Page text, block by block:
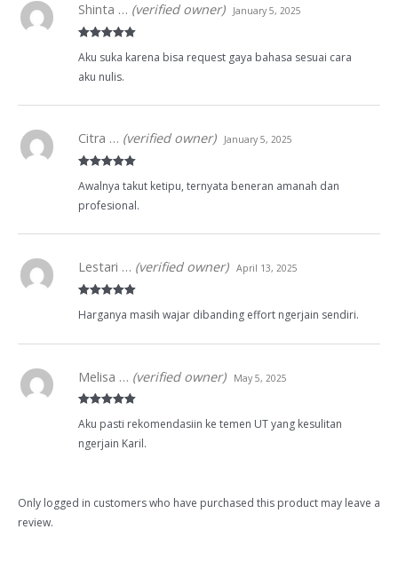
of 5
Shinta … (verified owner) January 5, 2025
Aku suka karena bisa request gaya bahasa sesuai cara
aku nulis.
of 5
Citra … (verified owner) January 5, 2025
Awalnya takut ketipu, ternyata beneran amanah dan
profesional.
of 5
Lestari … (verified owner) April 13, 2025
Harganya masih wajar dibanding effort ngerjain sendiri.
of 5
Melisa … (verified owner) May 5, 2025
Aku pasti rekomendasiin ke temen UT yang kesulitan
ngerjain Karil.
Only logged in customers who have purchased this product may leave a
review.